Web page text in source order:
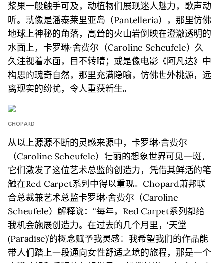
浆果一般触手可及，动植物们展现迷人魅力，歌声动
听。就像是潘泰莱里亚岛（Pantelleria），那里仿佛
地球上神秘的角落，高耸的火山岩倒映在澄澈透明的
水面上，卡罗琳·舍费尔（Caroline Scheufele）久
久注视着水面，目不转睛；或是像电影《阿凡达》中
构思的瑰奇自然，那里充满隐喻，仿佛世外桃源，远
离现实的纷扰，令人重获新生。
CHOPARD
从以上源源不断的灵感来源中，卡罗琳·舍费尔
（Caroline Scheufele）壮丽的想象世界可见一斑，
它们激发了这位艺术总监的创造力，凭借其鲜活的笔
触在Red Carpet系列中得以重现。Chopard萧邦联
合总裁兼艺术总监卡罗琳·舍费尔（Caroline
Scheufele）解释说：“每年，Red Carpet系列都给
我机会施展创造力。在过去的几个月里，‘天堂
(Paradise)’的概念赋予我灵感：我希望我们的作品能
带人们踏上一段通向女性舒适之境的旅程，那是一个